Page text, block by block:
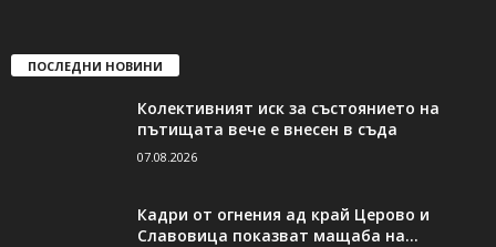
ПОСЛЕДНИ НОВИНИ
Колективният иск за състоянието на
пътищата вече е внесен в съда
07.08.2026
Кадри от огнения ад край Церово и
Славовица показват мащаба на...